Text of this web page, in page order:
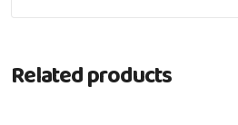
Related products